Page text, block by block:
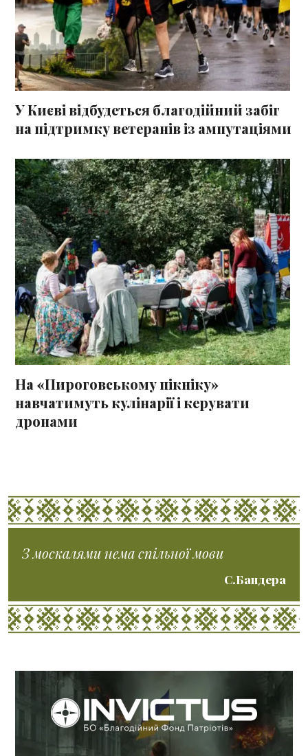
У Києві відбудеться благодійний забіг
на підтримку ветеранів із ампутаціями
На «Пироговському пікніку»
навчатимуть кулінарії і керувати
дронами
З москалями нема спільної мови
С.Бандера